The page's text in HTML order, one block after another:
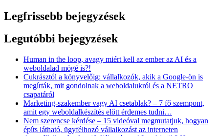
Legfrissebb bejegyzések
Legutóbbi bejegyzések
Human in the loop, avagy miért kell az ember az AI és a
weboldalad mögé is?!
Cukrásztól a könyvelőig: vállalkozók, akik a Google-ön is
megírták, mit gondolnak a weboldalukról és a NETRO
csapatáról
Marketing-szakember vagy AI csetablak? – 7 fő szempont,
amit egy weboldalkészítés előtt érdemes tudni…
Nem szerencse kérdése – 15 videóval megmutatjuk, hogyan
építs látható, ügyfélhozó vállalkozást az interneten